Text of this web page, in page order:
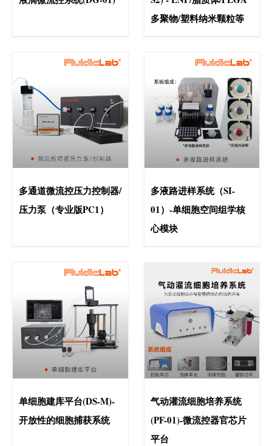
多聚物/塑料纳米颗粒等
多通道微流控压力控制器/
压力泵（专业版PC1）
多液路进样系统（SI-
01）-单细胞空间组学核
心模块
单细胞建库平台(DS-M)-
开放性的细胞捕获系统
气动灌流细胞培养系统
(PF-01)-微流控器官芯片
平台